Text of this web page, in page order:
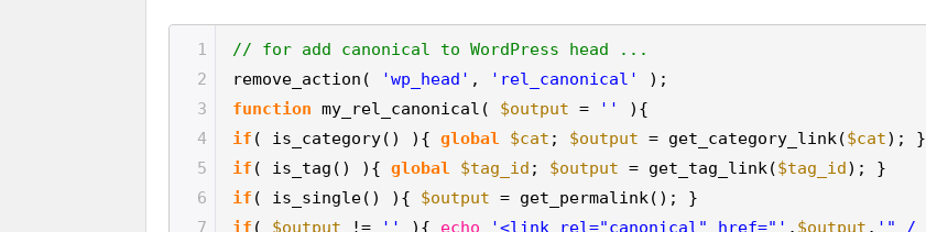
1
2
3
4
5
6
7
// for add canonical to WordPress head ...
remove_action(
'wp_head' , 'rel_canonical'
);
function my_rel_canonical( $output = ''
){
if ( is_category() ){ global $cat ; $output = get_category_link($cat); }
if ( is_tag() ){ global $tag_id ; $output = get_tag_link($tag_id); }
if ( is_single() ){ $output = get_permalink(); }
if ( $output != '' ){ echo '<link rel="canonical" href="' , $output , '" /